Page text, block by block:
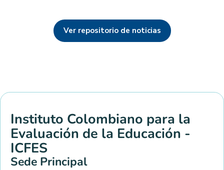
Ver repositorio de noticias
Instituto Colombiano para la
Evaluación de la Educación -
ICFES
Sede Principal